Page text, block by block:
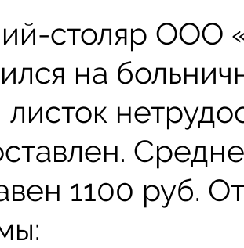
столяр ООО
на
листок
1100 руб.